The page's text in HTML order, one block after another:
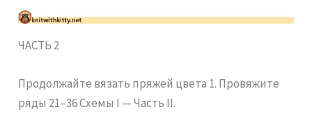
ЧАСТЬ 2
Продолжайте вязать пряжей цвета 1. Провяжите
ряды 21–36 Схемы I — Часть II.